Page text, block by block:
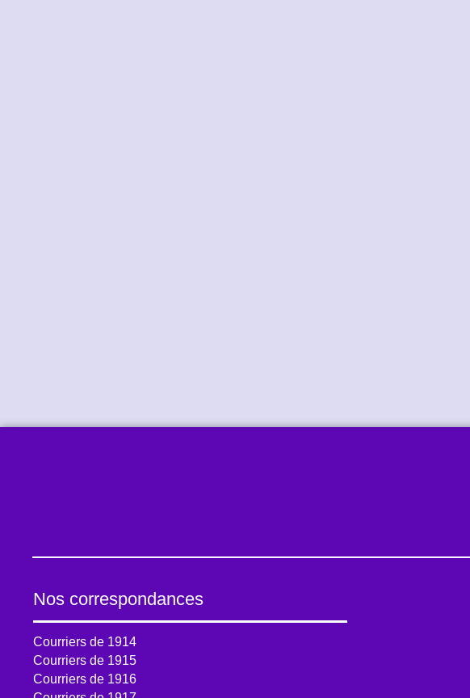
Nos correspondances
Courriers de 1914
Courriers de 1915
Courriers de 1916